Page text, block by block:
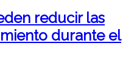
reducir las
durante el